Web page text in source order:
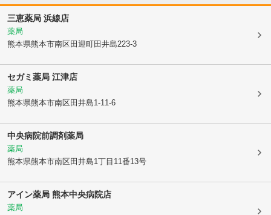
三恵薬局 浜線店
薬局
熊本県熊本市南区 田迎町田井島223-3
セガミ薬局 江津店
薬局
熊本県熊本市南区 田井島1-11-6
中央病院前調剤薬局
薬局
熊本県熊本市南区 田井島1丁目11番13号
アイン薬局 熊本中央病院店
薬局